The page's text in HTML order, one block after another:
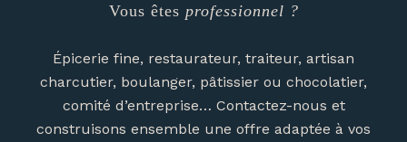
Vous êtes professionnel ?
Épicerie fine, restaurateur, traiteur, artisan
charcutier, boulanger, pâtissier ou chocolatier,
comité d’entreprise… Contactez-nous et
construisons ensemble une offre adaptée à vos